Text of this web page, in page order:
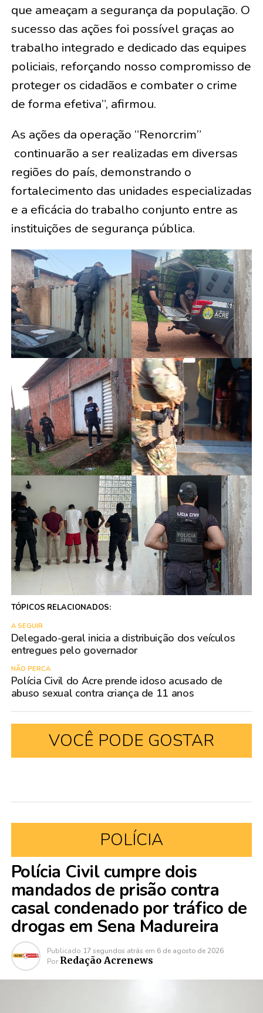
que ameaçam a segurança da população. O
sucesso das ações foi possível graças ao
trabalho integrado e dedicado das equipes
policiais, reforçando nosso compromisso de
proteger os cidadãos e combater o crime
de forma efetiva”, afirmou.
As ações da operação “Renorcrim”
continuarão a ser realizadas em diversas
regiões do país, demonstrando o
fortalecimento das unidades especializadas
e a eficácia do trabalho conjunto entre as
instituições de segurança pública.
TÓPICOS RELACIONADOS:
A SEGUIR
Delegado-geral inicia a distribuição dos veículos
entregues pelo governador
NÃO PERCA
Polícia Civil do Acre prende idoso acusado de
abuso sexual contra criança de 11 anos
VOCÊ PODE GOSTAR
POLÍCIA
Polícia Civil cumpre dois
mandados de prisão contra
casal condenado por tráfico de
drogas em Sena Madureira
Publicado 17 segundos atrás em 6 de agosto de 2026
Por Redação Acrenews